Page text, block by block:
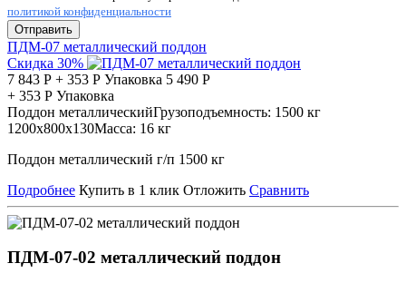
политикой конфиденциальности
Отправить
ПДМ-07 металлический поддон
Скидка 30%
7 843 Р + 353 Р Упаковка 5 490 Р
+ 353 Р Упаковка
Поддон металлическийГрузоподъемность: 1500 кг
1200х800х130Масса: 16 кг
Поддон металлический г/п 1500 кг
Подробнее Купить в 1 клик Отложить Сравнить
ПДМ-07-02 металлический поддон